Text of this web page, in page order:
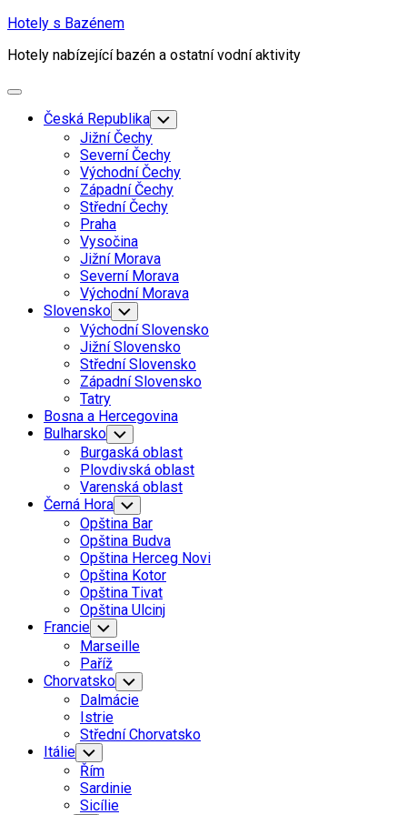
Skip
content
Hotely s Bazénem
Hotely nabízející bazén a ostatní vodní aktivity
Expand
Česká Republika Toggle
Child
Menu
Jižní Čechy
Severní Čechy
Východní Čechy
Západní Čechy
Střední Čechy
Praha
Vysočina
Jižní Morava
Severní Morava
Východní Morava
Slovensko Toggle
Child
Menu
Východní Slovensko
Jižní Slovensko
Střední Slovensko
Západní Slovensko
Tatry
Bosna a Hercegovina
Bulharsko Toggle
Child
Menu
Burgaská oblast
Plovdivská oblast
Varenská oblast
Černá Hora Toggle
Child
Menu
Opština Bar
Opština Budva
Opština Herceg Novi
Opština Kotor
Opština Tivat
Opština Ulcinj
Francie Toggle
Child
Menu
Marseille
Paříž
Chorvatsko Toggle
Child
Menu
Dalmácie
Istrie
Střední Chorvatsko
Itálie Toggle
Child
Menu
Řím
Sardinie
Sicílie